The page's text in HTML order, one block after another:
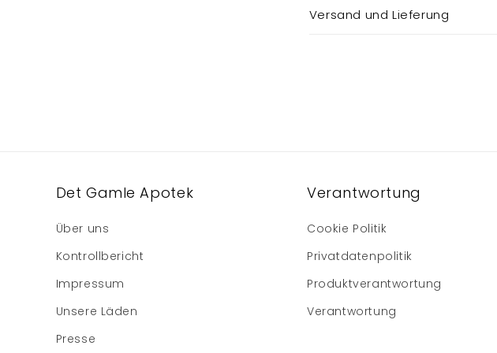
Versand und Lieferung
Det Gamle Apotek
Über uns
Kontrollbericht
Impressum
Unsere Läden
Presse
Verantwortung
Cookie Politik
Privatdatenpolitik
Produktverantwortung
Verantwortung